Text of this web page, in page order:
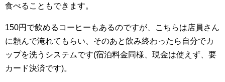
食べることもできます。
150円で飲めるコーヒーもあるのですが、こちらは店員さん
に頼んで淹れてもらい、そのあと飲み終わったら自分でカ
ップを洗うシステムです(宿泊料金同様、現金は使えず、要
カード決済です)。